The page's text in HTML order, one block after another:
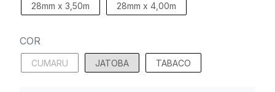
28mm x 3,50m 28mm x 4,00m
COR
CUMARU JATOBA TABACO